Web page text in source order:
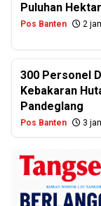
Puluhan
Pos Banten 2
300 Personel
Kebakaran
Pandeglang
Pos Banten 3